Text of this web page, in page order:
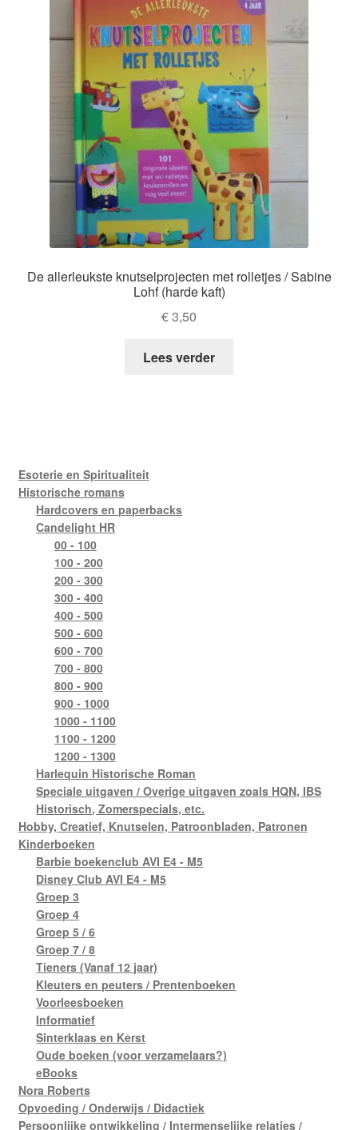
De allerleukste knutselprojecten met rolletjes / Sabine
Lohf (harde kaft)
€3,50
Lees verder
Esoterie en Spiritualiteit
Historische romans
Hardcovers en paperbacks
Candelight HR
00 - 100
100 - 200
200 - 300
300 - 400
400 - 500
500 - 600
600 - 700
700 - 800
800 - 900
900 - 1000
1000 - 1100
1100 - 1200
1200 - 1300
Harlequin Historische Roman
Speciale uitgaven / Overige uitgaven zoals HQN, IBS
Historisch, Zomerspecials, etc.
Hobby, Creatief, Knutselen, Patroonbladen, Patronen
Kinderboeken
Barbie boekenclub AVI E4 - M5
Disney Club AVI E4 - M5
Groep 3
Groep 4
Groep 5 / 6
Groep 7 / 8
Tieners (Vanaf 12 jaar)
Kleuters en peuters / Prentenboeken
Voorleesboeken
Informatief
Sinterklaas en Kerst
Oude boeken (voor verzamelaars?)
eBooks
Nora Roberts
Opvoeding / Onderwijs / Didactiek
Persoonlijke ontwikkeling / Intermenselijke relaties /